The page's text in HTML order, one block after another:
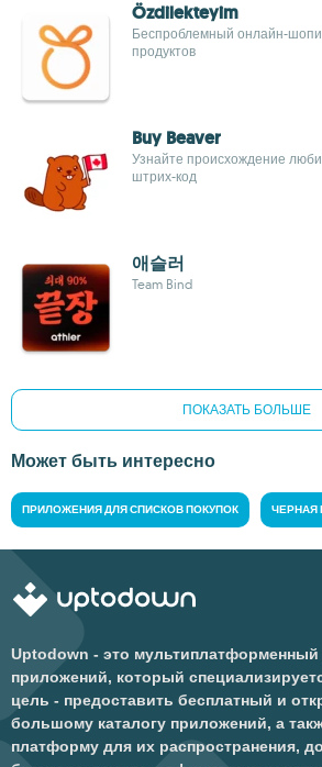
Özdilekteyim
Беспроблемный онлайн-
продуктов
Buy Beaver
Узнайте происхождение
штрих-код
애슬러
Team Bind
ПОКАЗАТЬ БОЛЬШЕ
Может быть интересно
ПРИЛОЖЕНИЯ ДЛЯ СПИСКОВ ПОКУПОК ЧЕРНАЯ
Uptodown - это мультиплатформенный
приложений, который
цель - предоставить бесплатный и
большому каталогу приложений, а
платформу для их распространения,